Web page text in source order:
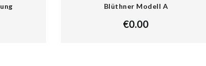
Blüthner Modell A
€0.00